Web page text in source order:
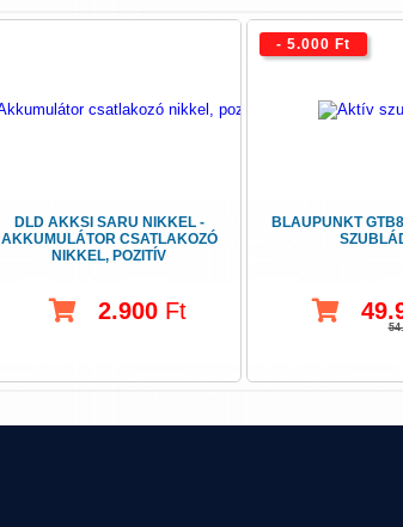
DLD AKKSI SARU NIKKEL -
AKKUMULÁTOR CSATLAKOZÓ
NIKKEL, POZITÍV
2.900Ft
BLAUPUNKT
- 5.000 Ft